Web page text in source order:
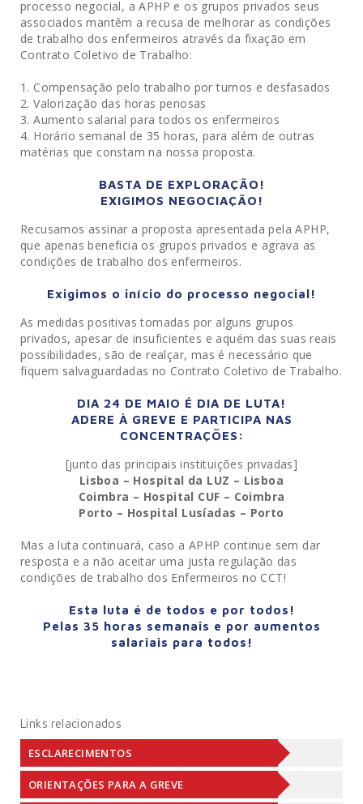
processo negocial, a APHP e os grupos privados seus
associados mantêm a recusa de melhorar as condições
de trabalho dos enfermeiros através da fixação em
Contrato Coletivo de Trabalho:
Compensação pelo trabalho por turnos e desfasados
Valorização das horas penosas
Aumento salarial para todos os enfermeiros
Horário semanal de 35 horas, para além de outras
matérias que constam na nossa proposta.
BASTA DE EXPLORAÇÃO!
EXIGIMOS NEGOCIAÇÃO!
Recusamos assinar a proposta apresentada pela APHP,
que apenas beneficia os grupos privados e agrava as
condições de trabalho dos enfermeiros.
Exigimos o início do processo negocial!
As medidas positivas tomadas por alguns grupos
privados, apesar de insuficientes e aquém das suas reais
possibilidades, são de realçar, mas é necessário que
fiquem salvaguardadas no Contrato Coletivo de Trabalho.
DIA 24 DE MAIO É DIA DE LUTA!
ADERE À GREVE E PARTICIPA NAS
CONCENTRAÇÕES:
[junto das principais instituições privadas]
Lisboa – Hospital da LUZ – Lisboa
Coimbra – Hospital CUF – Coimbra
Porto – Hospital Lusíadas – Porto
Mas a luta continuará, caso a APHP continue sem dar
resposta e a não aceitar uma justa regulação das
condições de trabalho dos Enfermeiros no CCT!
Esta luta é de todos e por todos!
Pelas 35 horas semanais e por aumentos
salariais para todos!
Links relacionados
ESCLARECIMENTOS
ORIENTAÇÕES PARA A GREVE